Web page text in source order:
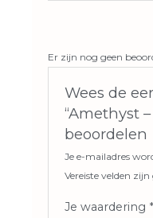
Er zijn nog geen
Wees de
“Amethyst –
beoordelen
Je e-mailadres
Vereiste velden
Je waardering *